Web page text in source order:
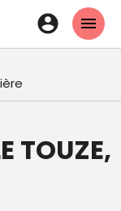
En-
tête
TOUZE,